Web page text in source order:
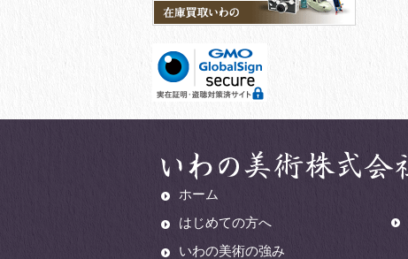
ホーム
はじめての方へ
いわの美術の強み